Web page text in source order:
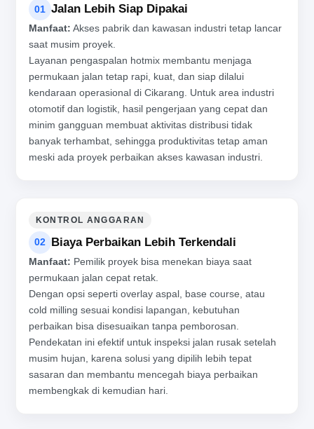
01 Jalan Lebih Siap Dipakai
Manfaat: Akses pabrik dan kawasan industri tetap lancar
saat musim proyek.
Layanan pengaspalan hotmix membantu menjaga
permukaan jalan tetap rapi, kuat, dan siap dilalui
kendaraan operasional di Cikarang. Untuk area industri
otomotif dan logistik, hasil pengerjaan yang cepat dan
minim gangguan membuat aktivitas distribusi tidak
banyak terhambat, sehingga produktivitas tetap aman
meski ada proyek perbaikan akses kawasan industri.
KONTROL ANGGARAN
02 Biaya Perbaikan Lebih Terkendali
Manfaat: Pemilik proyek bisa menekan biaya saat
permukaan jalan cepat retak.
Dengan opsi seperti overlay aspal, base course, atau
cold milling sesuai kondisi lapangan, kebutuhan
perbaikan bisa disesuaikan tanpa pemborosan.
Pendekatan ini efektif untuk inspeksi jalan rusak setelah
musim hujan, karena solusi yang dipilih lebih tepat
sasaran dan membantu mencegah biaya perbaikan
membengkak di kemudian hari.